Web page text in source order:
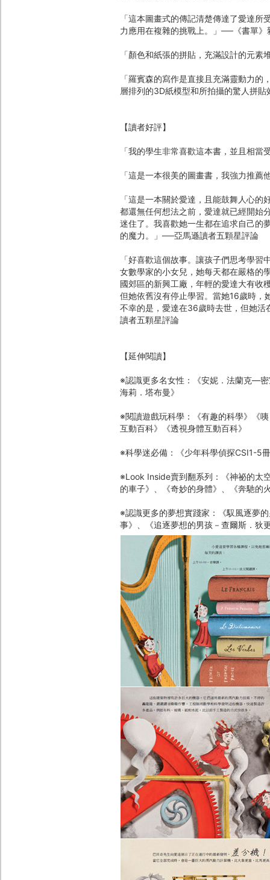
「這本圖畫式的傳記清楚傳達了愛達
力應用在複雜的挑戰上。」──《書單》
「顏色和紙張的拼貼，充滿設計的元
「羅賓森的寫作是直接且充滿靈動力
層排列的3D紙模型和所拍攝的驚人拼
【讀者好評】
「我的學生非常喜歡這本書，並且相
「這是一本很美的圖畫書，我強力推
「這是一本關於愛達，且能鼓舞人心
都還無任何想法之前，愛達就已經開始
迷住了。我喜歡她一生都在追求自己的
的魔力。」──亞馬遜讀者五顆星評論
「好喜歡這個故事。讓孩子們思考學
女數學家的小女兒，她每天都在嚴格的
國郊區的新興工廠，年輕的愛達大有收
但她依舊沒有停止學習。當她16歲時，
不幸的是，愛達在36歲時去世，但她
讀者五顆星評論
【延伸閱讀】
※認識更多名女性：《安妮．法蘭克―
海莉．塔布曼》
※閱讀遊戲玩科學：《有趣的科學》《
互動百科》《透視身體互動百科》
※科學迷必備：《少年科學偵探CSI1-5
※Look Inside賣到翻系列：《神祕的太
的車子》、《奇妙的身體》、《奔馳的
※認識更多的夢想實踐家：《馭風逐夢
事》、《追逐夢想的男孩－查爾斯．狄